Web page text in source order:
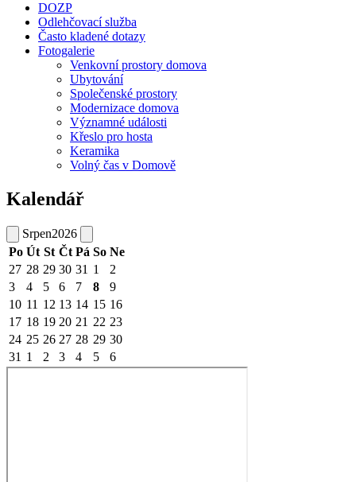
DOZP
Odlehčovací služba
Často kladené dotazy
Fotogalerie
Venkovní prostory domova
Ubytování
Společenské prostory
Modernizace domova
Významné události
Křeslo pro hosta
Keramika
Volný čas v Domově
Kalendář
Srpen2026
Po Út St Čt Pá So Ne
27 28 29 30 31 1
2
3
4 5 6 7 8
9
10 11 12 13 14 15 16
17 18 19 20 21 22 23
24 25 26 27 28 29 30
31 1 2 3 4 5 6